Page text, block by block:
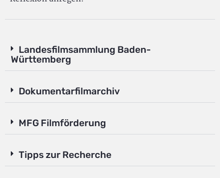
Landesfilmsammlung Baden-
Württemberg
Dokumentarfilmarchiv
MFG Filmförderung
Tipps zur Recherche